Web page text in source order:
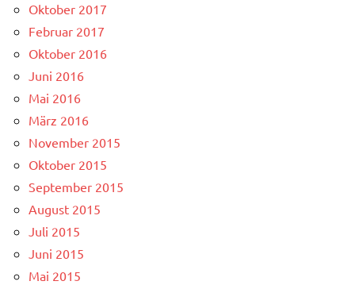
Oktober 2017
Februar 2017
Oktober 2016
Juni 2016
Mai 2016
März 2016
November 2015
Oktober 2015
September 2015
August 2015
Juli 2015
Juni 2015
Mai 2015